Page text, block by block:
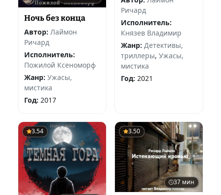
Ночь без конца
Автор: Лаймон
Ричард
Исполнитель:
Пожилой Ксеноморф
Жанр: Ужасы,
мистика
Год: 2017
Ричард
Исполнитель:
Князев Владимир
Жанр: Детективы,
триллеры, Ужасы,
мистика
Год: 2021
3.54 3.50
37 мин